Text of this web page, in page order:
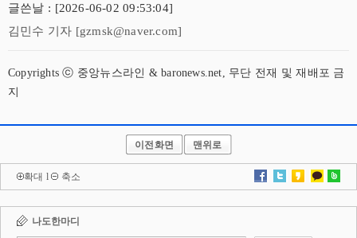
글쓴날 : [2026-06-02 09:53:04]
김민수 기자 [gzmsk@naver.com]
Copyrights ⓒ 중앙뉴스라인 & baronews.net, 무단 전재 및 재배포 금
지
이전화면 맨위로
확대 l 축소